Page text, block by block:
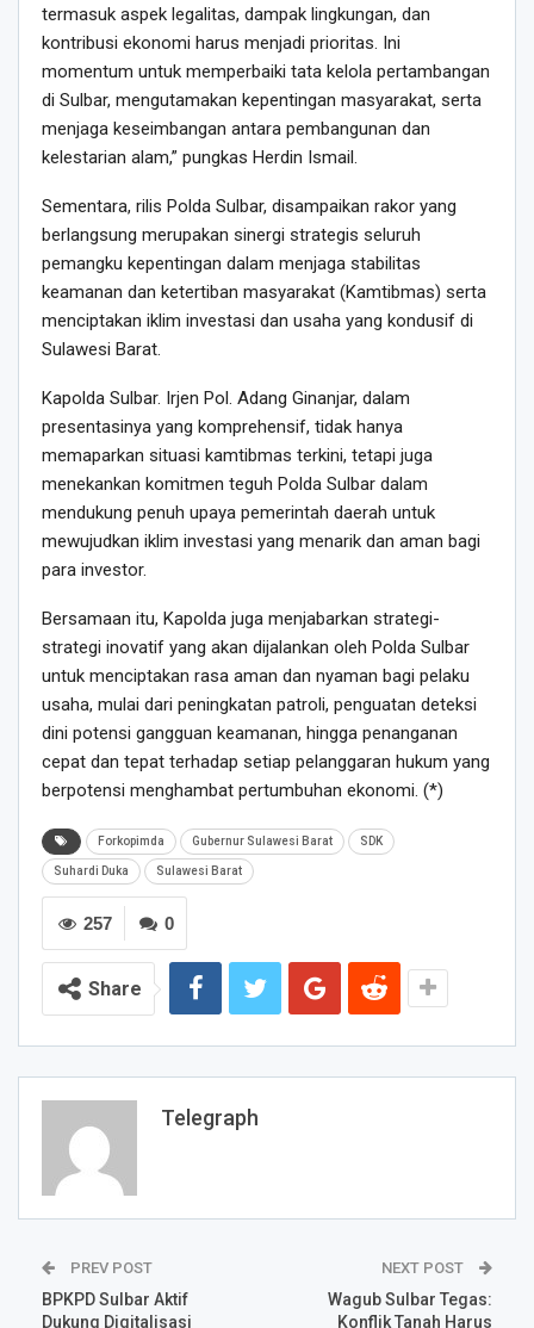
termasuk aspek legalitas, dampak lingkungan, dan
kontribusi ekonomi harus menjadi prioritas. Ini
momentum untuk memperbaiki tata kelola pertambangan
di Sulbar, mengutamakan kepentingan masyarakat, serta
menjaga keseimbangan antara pembangunan dan
kelestarian alam,” pungkas Herdin Ismail.
Sementara, rilis Polda Sulbar, disampaikan rakor yang
berlangsung merupakan sinergi strategis seluruh
pemangku kepentingan dalam menjaga stabilitas
keamanan dan ketertiban masyarakat (Kamtibmas) serta
menciptakan iklim investasi dan usaha yang kondusif di
Sulawesi Barat.
Kapolda Sulbar. Irjen Pol. Adang Ginanjar, dalam
presentasinya yang komprehensif, tidak hanya
memaparkan situasi kamtibmas terkini, tetapi juga
menekankan komitmen teguh Polda Sulbar dalam
mendukung penuh upaya pemerintah daerah untuk
mewujudkan iklim investasi yang menarik dan aman bagi
para investor.
Bersamaan itu, Kapolda juga menjabarkan strategi-
strategi inovatif yang akan dijalankan oleh Polda Sulbar
untuk menciptakan rasa aman dan nyaman bagi pelaku
usaha, mulai dari peningkatan patroli, penguatan deteksi
dini potensi gangguan keamanan, hingga penanganan
cepat dan tepat terhadap setiap pelanggaran hukum yang
berpotensi menghambat pertumbuhan ekonomi. (*)
Forkopimda Gubernur Sulawesi Barat SDK
Suhardi Duka Sulawesi Barat
0
257
Share
Telegraph
PREV POST
BPKPD Sulbar Aktif
Dukung Digitalisasi
NEXT POST
Wagub Sulbar Tegas:
Konflik Tanah Harus